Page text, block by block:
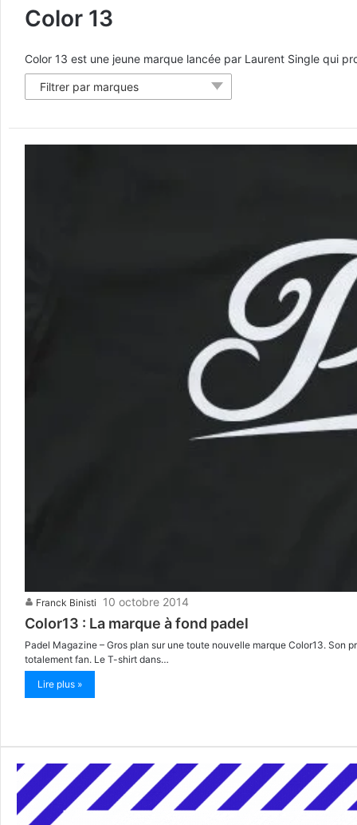
Color 13
Color 13 est une jeune marque lancée par Laurent Single qui
Filtrer par marques
Franck Binisti 10 octobre 2014
Color13 : La marque à fond padel
Padel Magazine – Gros plan sur une toute nouvelle marque Color13.
totalement fan. Le T-shirt dans…
Lire plus »